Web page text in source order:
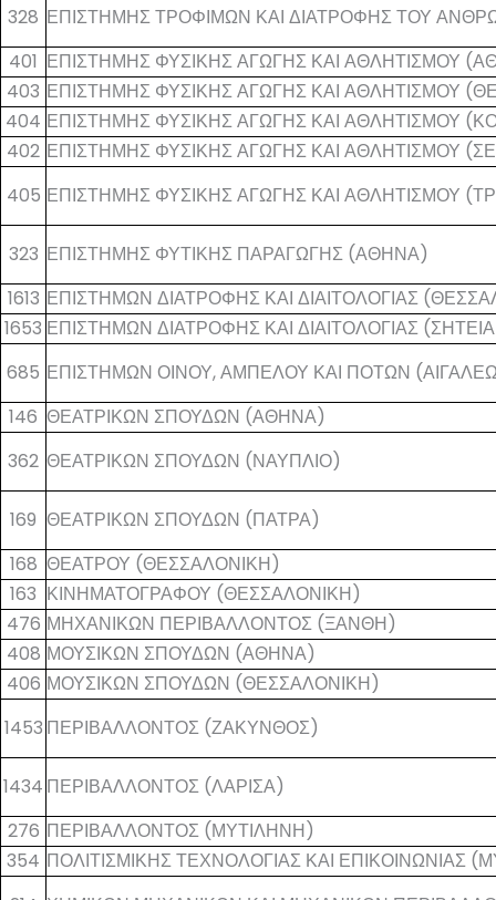
328 ΕΠΙΣΤΗΜΗΣ ΤΡΟΦΙΜΩΝ ΚΑΙ ΔΙΑΤΡΟΦΗΣ ΤΟΥ
401 ΕΠΙΣΤΗΜΗΣ ΦΥΣΙΚΗΣ ΑΓΩΓΗΣ ΚΑΙ ΑΘΛΗΤΙΣΜΟΥ
403 ΕΠΙΣΤΗΜΗΣ ΦΥΣΙΚΗΣ ΑΓΩΓΗΣ ΚΑΙ ΑΘΛΗΤΙΣΜΟΥ
404 ΕΠΙΣΤΗΜΗΣ ΦΥΣΙΚΗΣ ΑΓΩΓΗΣ ΚΑΙ ΑΘΛΗΤΙΣΜΟΥ
402 ΕΠΙΣΤΗΜΗΣ ΦΥΣΙΚΗΣ ΑΓΩΓΗΣ ΚΑΙ ΑΘΛΗΤΙΣΜΟΥ
405 ΕΠΙΣΤΗΜΗΣ ΦΥΣΙΚΗΣ ΑΓΩΓΗΣ ΚΑΙ ΑΘΛΗΤΙΣΜΟΥ
323 ΕΠΙΣΤΗΜΗΣ ΦΥΤΙΚΗΣ ΠΑΡΑΓΩΓΗΣ (ΑΘΗΝΑ)
1613 ΕΠΙΣΤΗΜΩΝ ΔΙΑΤΡΟΦΗΣ ΚΑΙ ΔΙΑΙΤΟΛΟΓΙΑΣ
1653 ΕΠΙΣΤΗΜΩΝ ΔΙΑΤΡΟΦΗΣ ΚΑΙ ΔΙΑΙΤΟΛΟΓΙΑΣ
685 ΕΠΙΣΤΗΜΩΝ ΟΙΝΟΥ, ΑΜΠΕΛΟΥ ΚΑΙ ΠΟΤΩΝ
146 ΘΕΑΤΡΙΚΩΝ ΣΠΟΥΔΩΝ (ΑΘΗΝΑ)
362 ΘΕΑΤΡΙΚΩΝ ΣΠΟΥΔΩΝ (ΝΑΥΠΛΙΟ)
169 ΘΕΑΤΡΙΚΩΝ ΣΠΟΥΔΩΝ (ΠΑΤΡΑ)
168 ΘΕΑΤΡΟΥ (ΘΕΣΣΑΛΟΝΙΚΗ)
163 ΚΙΝΗΜΑΤΟΓΡΑΦΟΥ (ΘΕΣΣΑΛΟΝΙΚΗ)
476 ΜΗΧΑΝΙΚΩΝ ΠΕΡΙΒΑΛΛΟΝΤΟΣ (ΞΑΝΘΗ)
408 ΜΟΥΣΙΚΩΝ ΣΠΟΥΔΩΝ (ΑΘΗΝΑ)
406 ΜΟΥΣΙΚΩΝ ΣΠΟΥΔΩΝ (ΘΕΣΣΑΛΟΝΙΚΗ)
1453 ΠΕΡΙΒΑΛΛΟΝΤΟΣ (ΖΑΚΥΝΘΟΣ)
1434 ΠΕΡΙΒΑΛΛΟΝΤΟΣ (ΛΑΡΙΣΑ)
276 ΠΕΡΙΒΑΛΛΟΝΤΟΣ (ΜΥΤΙΛΗΝΗ)
354 ΠΟΛΙΤΙΣΜΙΚΗΣ ΤΕΧΝΟΛΟΓΙΑΣ ΚΑΙ ΕΠΙΚΟΙΝΩΝΙΑΣ